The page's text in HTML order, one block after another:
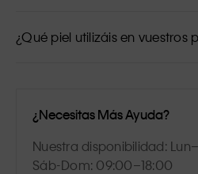
¿Qué piel utilizáis en vuestros
¿Necesitas Más Ayuda?
Nuestra disponibilidad:
Sáb-Dom: 09:00–18:00